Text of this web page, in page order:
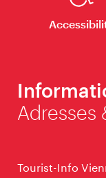
Adresses
Tourist-Info